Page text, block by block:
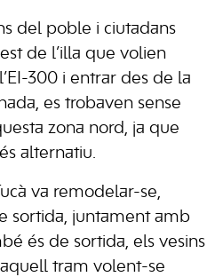
del poble i ciutadans
de l’illa que volien
300 i entrar des de la
es trobaven sense
zona nord, ja que
alternatiu.
va remodelar-se,
sortida, juntament amb
és de sortida, els vesins
tram volent-se